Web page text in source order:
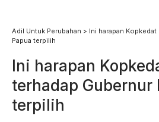
Adil Untuk Perubahan > Ini harapan
Papua terpilih
Ini harapan
terhadap Gubernur
terpilih